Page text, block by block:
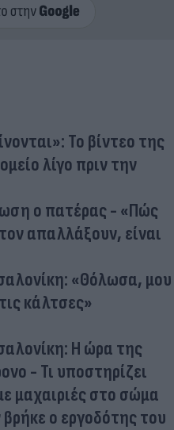
Το βίντεο της
λίγο πριν την
ο πατέρας - «Πώς
απαλλάξουν, είναι
«Θόλωσα, μου
κάλτσες»
Η ώρα της
- Τι υποστηρίζει
μαχαιριές στο σώμα
ο εργοδότης του